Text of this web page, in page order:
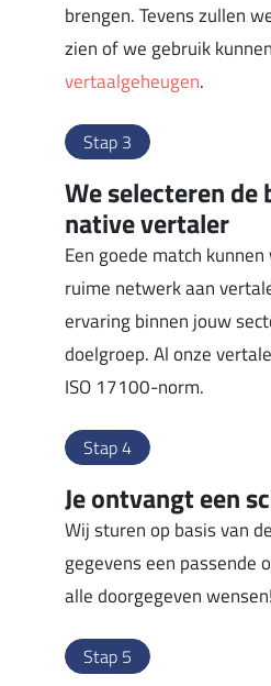
brengen. Tevens zullen
zien of we gebruik
vertaalgeheugen.
Stap 3
We selecteren de
native vertaler
Een goede match
ruime netwerk aan
ervaring binnen jouw
doelgroep. Al onze
ISO 17100-norm.
Stap 4
Je ontvangt een
Wij sturen op basis van
gegevens een passende
alle doorgegeven wensen!
Stap 5